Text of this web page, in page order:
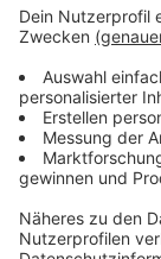
ANTENNE
Lifestyle